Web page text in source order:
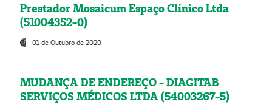
Prestador Mosaicum Espaço Clínico Ltda
(51004352-0)
01 de Outubro de 2020
MUDANÇA DE ENDEREÇO - DIAGITAB
SERVIÇOS MÉDICOS LTDA (54003267-5)